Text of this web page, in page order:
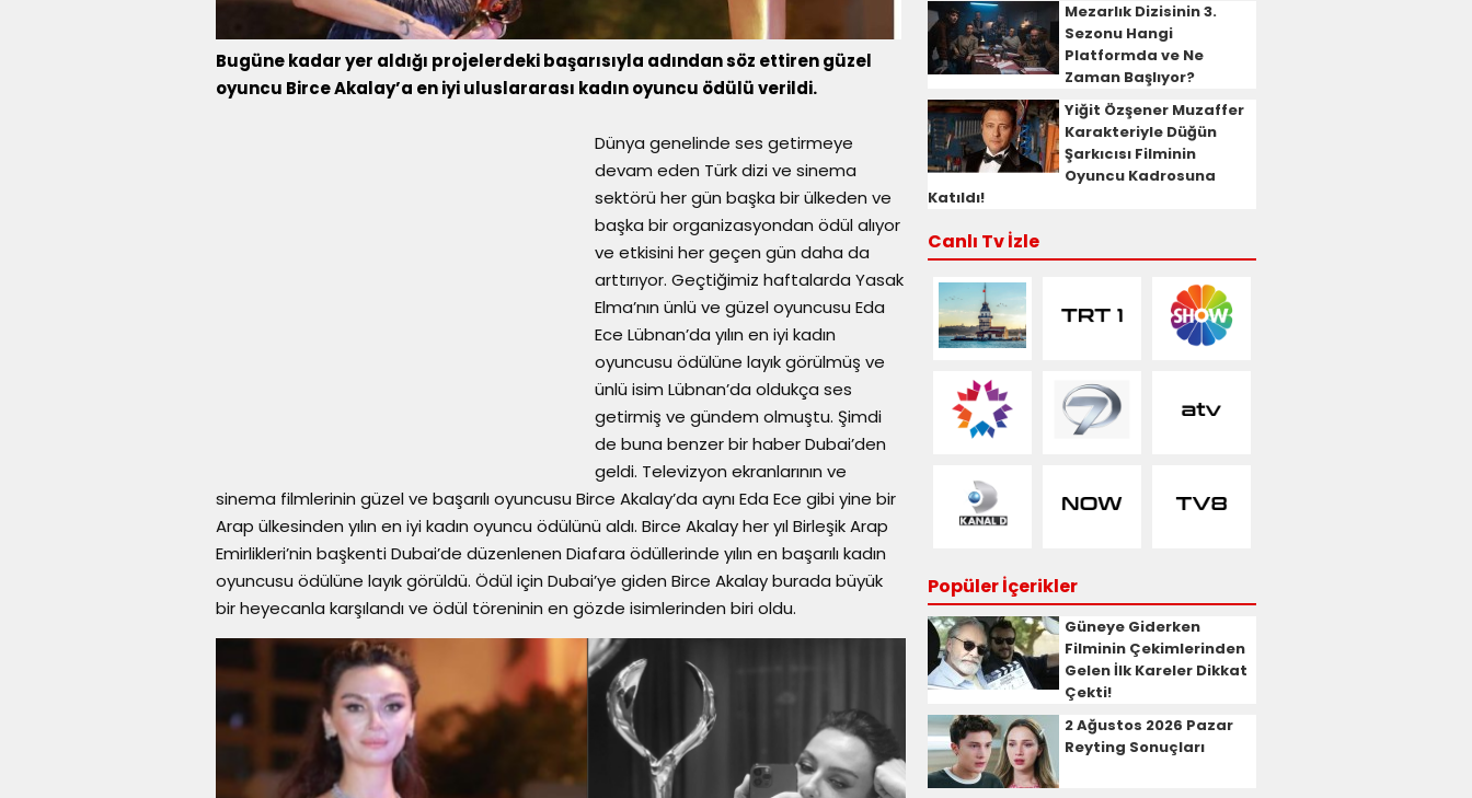
Bugüne kadar yer aldığı projelerdeki başarısıyla adından söz ettiren güzel
oyuncu Birce Akalay’a en iyi uluslararası kadın oyuncu ödülü verildi.
Dünya genelinde ses getirmeye
devam eden Türk dizi ve sinema
sektörü her gün başka bir ülkeden ve
başka bir organizasyondan ödül alıyor
ve etkisini her geçen gün daha da
arttırıyor. Geçtiğimiz haftalarda Yasak
Elma’nın ünlü ve güzel oyuncusu Eda
Ece Lübnan’da yılın en iyi kadın
oyuncusu ödülüne layık görülmüş ve
ünlü isim Lübnan’da oldukça ses
getirmiş ve gündem olmuştu. Şimdi
de buna benzer bir haber Dubai’den
geldi. Televizyon ekranlarının ve
sinema filmlerinin güzel ve başarılı oyuncusu Birce Akalay’da aynı Eda Ece gibi yine bir
Arap ülkesinden yılın en iyi kadın oyuncu ödülünü aldı. Birce Akalay her yıl Birleşik Arap
Emirlikleri’nin başkenti Dubai’de düzenlenen Diafara ödüllerinde yılın en başarılı kadın
oyuncusu ödülüne layık görüldü. Ödül için Dubai’ye giden Birce Akalay burada büyük
bir heyecanla karşılandı ve ödül töreninin en gözde isimlerinden biri oldu.
Mezarlık Dizisinin 3.
Sezonu Hangi
Platformda ve Ne
Zaman Başlıyor?
Yiğit Özşener Muzaffer
Karakteriyle Düğün
Şarkıcısı Filminin
Oyuncu Kadrosuna
Katıldı!
Canlı Tv İzle
Popüler İçerikler
Güneye Giderken
Filminin Çekimlerinden
Gelen İlk Kareler Dikkat
Çekti!
2 Ağustos 2026 Pazar
Reyting Sonuçları